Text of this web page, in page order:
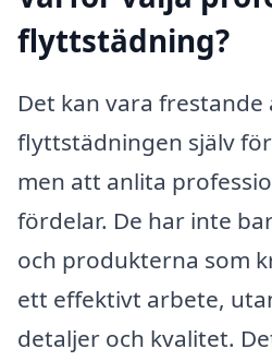
flyttstädning?
Det kan vara frestande
flyttstädningen själv
men att anlita
fördelar. De har inte
och produkterna som
ett effektivt arbete,
detaljer och kvalitet.